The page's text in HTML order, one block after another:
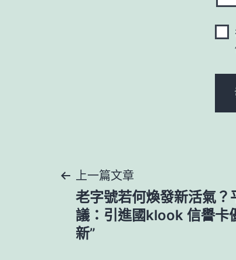
文
章
上一篇文章
老字號若何煥發新活氣
議：引進國klook 信譽卡
新”